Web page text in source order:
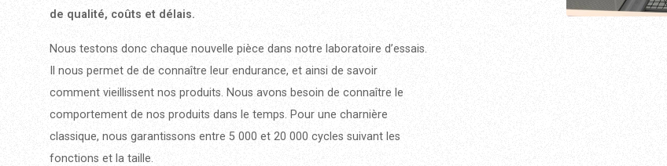
de qualité, coûts et délais.
Nous testons donc chaque nouvelle pièce dans notre laboratoire d’essais.
Il nous permet de de connaître leur endurance, et ainsi de savoir
comment vieillissent nos produits. Nous avons besoin de connaître le
comportement de nos produits dans le temps. Pour une charnière
classique, nous garantissons entre 5 000 et 20 000 cycles suivant les
fonctions et la taille.